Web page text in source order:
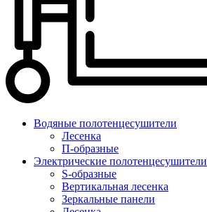
Водяные полотенцесушители
Лесенка
П-образные
Электрические полотенцесушители
S-образные
Вертикальная лесенка
Зеркальные панели